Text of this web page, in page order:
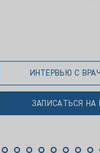
ИНТЕРВЬЮ С
ЗАПИСАТЬСЯ НА